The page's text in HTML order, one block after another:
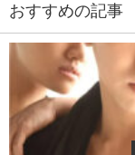
おすすめの記事